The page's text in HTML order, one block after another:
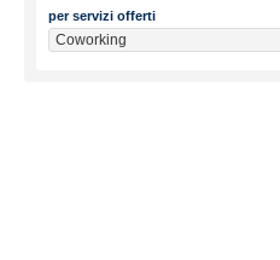
per servizi offerti